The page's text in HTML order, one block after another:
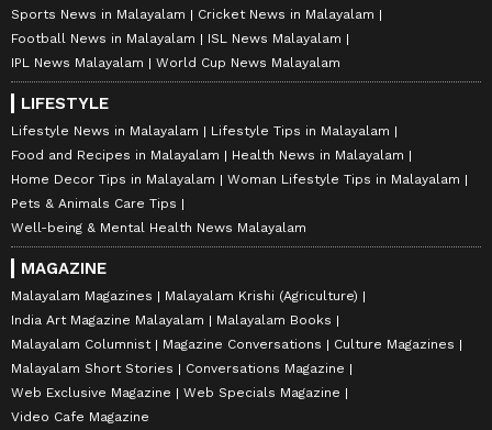
Sports News in Malayalam
Cricket News in Malayalam
Football News in Malayalam
ISL News Malayalam
IPL News Malayalam
World Cup News Malayalam
LIFESTYLE
Lifestyle News in Malayalam
Lifestyle Tips in Malayalam
Food and Recipes in Malayalam
Health News in Malayalam
Home Decor Tips in Malayalam
Woman Lifestyle Tips in Malayalam
Pets & Animals Care Tips
Well-being & Mental Health News Malayalam
MAGAZINE
Malayalam Magazines
Malayalam Krishi (Agriculture)
India Art Magazine Malayalam
Malayalam Books
Malayalam Columnist
Magazine Conversations
Culture Magazines
Malayalam Short Stories
Conversations Magazine
Web Exclusive Magazine
Web Specials Magazine
Video Cafe Magazine